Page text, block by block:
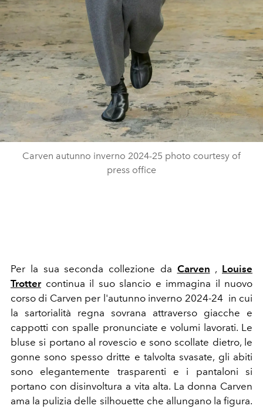
Carven autunno inverno 2024-25 photo courtesy of
press office
Per la sua seconda collezione da Carven , Louise
Trottercontinua il suo slancio e immagina il nuovo
corso di Carven per l'autunno inverno 2024-24 in cui
la sartorialità regna sovrana attraverso giacche e
cappotti con spalle pronunciate e volumi lavorati. Le
bluse si portano al rovescio e sono scollate dietro, le
gonne sono spesso dritte e talvolta svasate, gli abiti
sono elegantemente trasparenti e i pantaloni si
portano con disinvoltura a vita alta. La donna Carven
ama la pulizia delle silhouette che allungano la figura.